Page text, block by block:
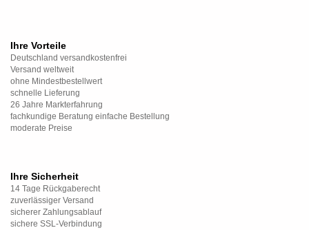
Ihre Vorteile
Deutschland versandkostenfrei
Versand weltweit
ohne Mindestbestellwert
schnelle Lieferung
26 Jahre Markterfahrung
fachkundige Beratung einfache Bestellung
moderate Preise
Ihre Sicherheit
14 Tage Rückgaberecht
zuverlässiger Versand
sicherer Zahlungsablauf
sichere SSL-Verbindung